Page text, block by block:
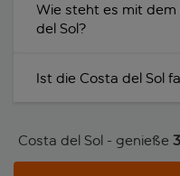
Wie steht es mit
del Sol?
Ist die Costa del Sol
Costa del Sol - genieße